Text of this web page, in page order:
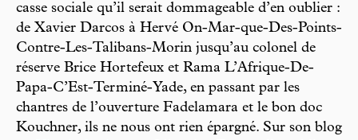
casse sociale qu’il serait dommageable d’en oublier :
de Xavier Darcos à Hervé On-Mar-que-Des-Points-
Contre-Les-Talibans-Morin jusqu’au colonel de
réserve Brice Hortefeux et Rama L’Afrique-De-
Papa-C’Est-Terminé-Yade, en passant par les
chantres de l’ouverture Fadelamara et le bon doc
Kouchner, ils ne nous ont rien épargné. Sur son blog